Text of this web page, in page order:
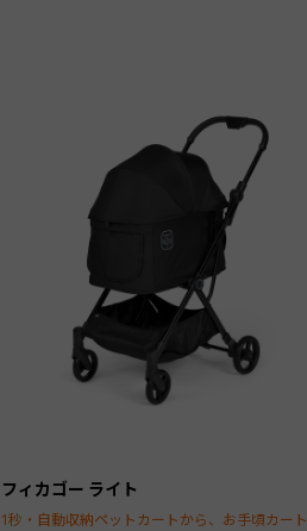
フィカゴー ライト
1秒・自動収納ペットカートから、お手頃カート